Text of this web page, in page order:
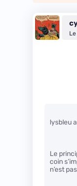
lysbleu
Le
coin
n’est